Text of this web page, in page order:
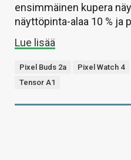
ensimmäinen kupera
näyttöpinta-alaa 10 % ja
Lue lisää
Pixel Buds 2a Pixel Watch 4
Tensor A1